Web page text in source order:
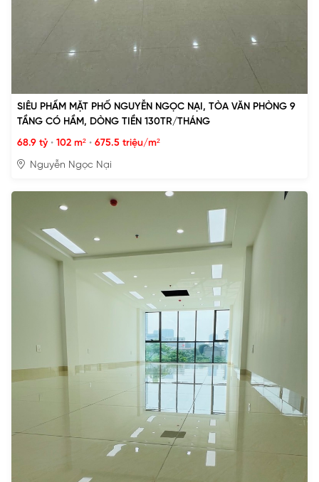
SIÊU PHẨM MẶT PHỐ NGUYỄN NGỌC NẠI, TÒA VĂN PHÒNG 9
TẦNG CÓ HẦM, DÒNG TIỀN 130TR/THÁNG
68.9 tỷ • 102 m² • 675.5 triệu/m²
Nguyễn Ngọc Nại